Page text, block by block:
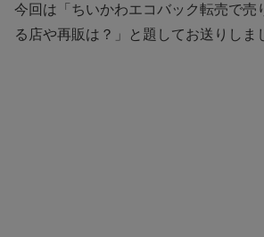
今回は「ちいかわエコバック転売で売
る店や再販は？」と題してお送りしま